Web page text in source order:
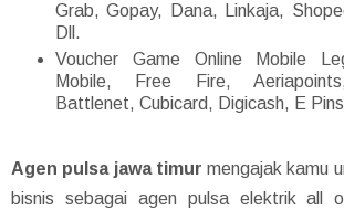
Grab, Gopay, Dana, Linkaja,
Dll.
Voucher Game Online Mobile
Mobile, Free Fire,
Battlenet, Cubicard, Digicash, E
Agen pulsa jawa timur mengajak kamu
bisnis sebagai agen pulsa elektrik all